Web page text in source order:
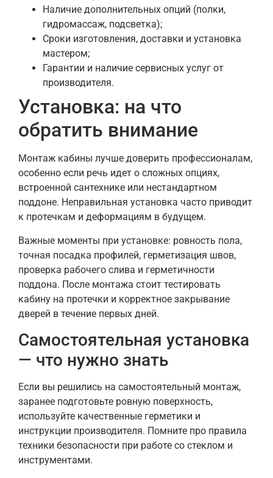
Наличие дополнительных опций (полки,
гидромассаж, подсветка);
Сроки изготовления, доставки и установка
мастером;
Гарантии и наличие сервисных услуг от
производителя.
Установка: на что
обратить внимание
Монтаж кабины лучше доверить профессионалам,
особенно если речь идет о сложных опциях,
встроенной сантехнике или нестандартном
поддоне. Неправильная установка часто приводит
к протечкам и деформациям в будущем.
Важные моменты при установке: ровность пола,
точная посадка профилей, герметизация швов,
проверка рабочего слива и герметичности
поддона. После монтажа стоит тестировать
кабину на протечки и корректное закрывание
дверей в течение первых дней.
Самостоятельная установка
— что нужно знать
Если вы решились на самостоятельный монтаж,
заранее подготовьте ровную поверхность,
используйте качественные герметики и
инструкции производителя. Помните про правила
техники безопасности при работе со стеклом и
инструментами.